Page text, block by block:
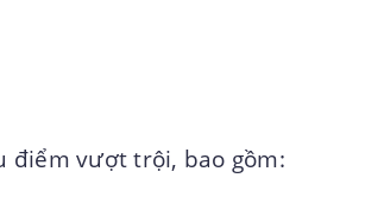
điểm vượt trội, bao gồm: